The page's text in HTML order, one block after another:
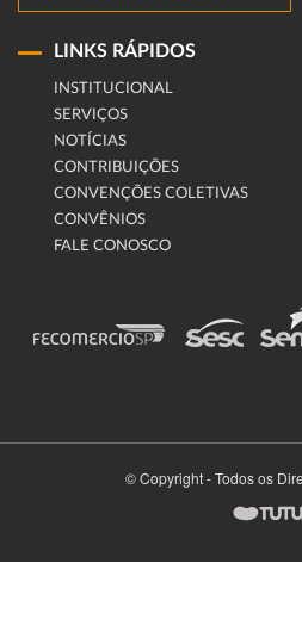
LINKS RÁPIDOS
INSTITUCIONAL
SERVIÇOS
NOTÍCIAS
CONTRIBUIÇÕES
CONVENÇÕES COLETIVAS
CONVÊNIOS
FALE CONOSCO
© Copyright - Todos os